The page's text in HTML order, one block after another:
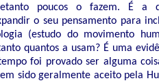
poucos o fazem. É a
o seu pensamento para
(estudo do movimento
quantos a usam? É uma
foi provado ser alguma
sido geralmente aceito pela